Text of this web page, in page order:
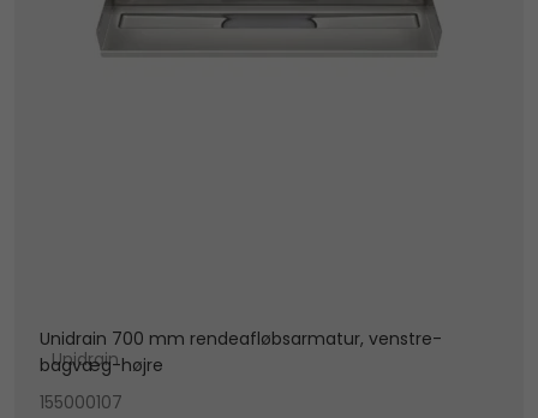
Unidrain 700 mm rendeafløbsarmatur, venstre-
bagvæg-højre
Unidrain
155000107